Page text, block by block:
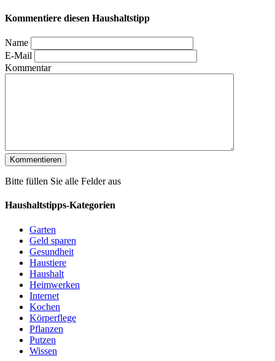
Kommentiere diesen Haushaltstipp
Name
E-Mail
Kommentar
Bitte füllen Sie alle Felder aus
Haushaltstipps-Kategorien
Garten
Geld sparen
Gesundheit
Haustiere
Haushalt
Heimwerken
Internet
Kochen
Körperflege
Pflanzen
Putzen
Wissen